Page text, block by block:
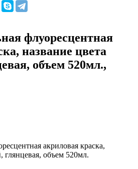
флуоресцентная
название цвета
объем 520мл.,
акриловая краска,
глянцевая, объем 520мл.